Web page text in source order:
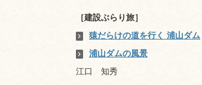
［建設ぶらり旅］
猿だらけの道を行く 浦山ダム
浦山ダムの風景
江口 知秀